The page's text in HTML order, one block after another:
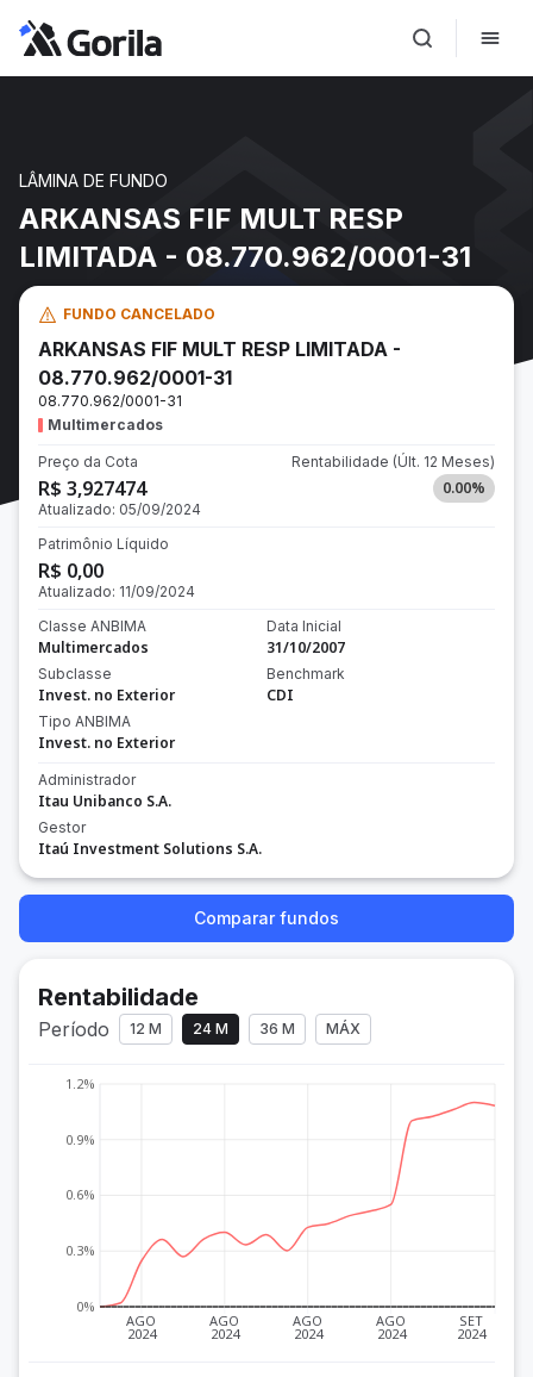
LÂMINA DE FUNDO
ARKANSAS FIF MULT RESP
LIMITADA - 08.770.962/0001-31
FUNDO CANCELADO
ARKANSAS FIF MULT RESP LIMITADA -
08.770.962/0001-31
08.770.962/0001-31
Multimercados
Preço da Cota
R$ 3,927474
Atualizado: 05/09/2024
Rentabilidade (Últ. 12 Meses)
0.00%
Patrimônio Líquido
R$ 0,00
Atualizado: 11/09/2024
Classe ANBIMA
Multimercados
Subclasse
Invest. no Exterior
Tipo ANBIMA
Invest. no Exterior
Data Inicial
31/10/2007
Benchmark
CDI
Administrador
Itau Unibanco S.A.
Gestor
Itaú Investment Solutions S.A.
Comparar fundos
Rentabilidade
Período 12 M 24 M 36 M MÁX
AGO
2024
AGO
2024
AGO
2024
AGO
2024
SET
2024
0%
0.3%
0.6%
0.9%
1.2%